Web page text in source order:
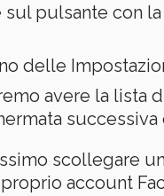
sul pulsante con la
delle
avere la lista
scollegare
account